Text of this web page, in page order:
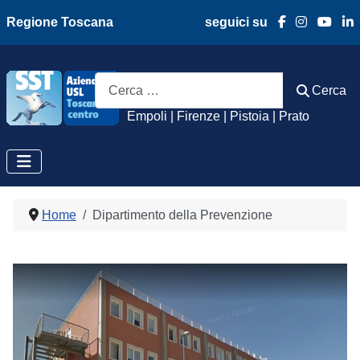
Regione Toscana seguici su
Azienda Usl
Empoli | Firenze | Pistoia | Prato
Cerca
Cerca
Home Dipartimento della Prevenzione